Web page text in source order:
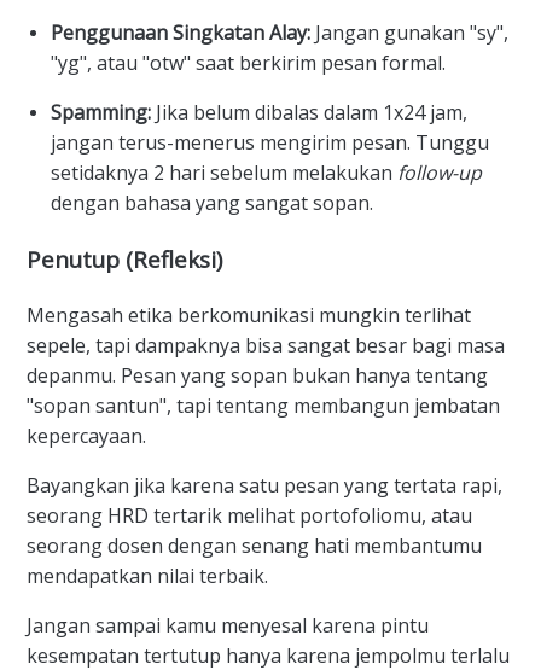
Penggunaan Singkatan Alay: Jangan gunakan "sy",
"yg", atau "otw" saat berkirim pesan formal.
Spamming: Jika belum dibalas dalam 1x24 jam,
jangan terus-menerus mengirim pesan. Tunggu
setidaknya 2 hari sebelum melakukan follow-up
dengan bahasa yang sangat sopan.
Penutup (Refleksi)
Mengasah etika berkomunikasi mungkin terlihat
sepele, tapi dampaknya bisa sangat besar bagi masa
depanmu. Pesan yang sopan bukan hanya tentang
"sopan santun", tapi tentang membangun jembatan
kepercayaan.
Bayangkan jika karena satu pesan yang tertata rapi,
seorang HRD tertarik melihat portofoliomu, atau
seorang dosen dengan senang hati membantumu
mendapatkan nilai terbaik.
Jangan sampai kamu menyesal karena pintu
kesempatan tertutup hanya karena jempolmu terlalu